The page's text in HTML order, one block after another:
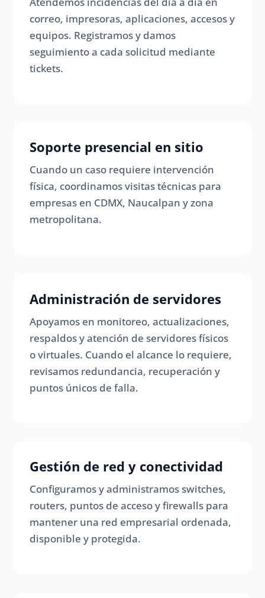
correo, impresoras, aplicaciones, accesos y
equipos. Registramos y damos
seguimiento a cada solicitud mediante
tickets.
Soporte presencial en sitio
Cuando un caso requiere intervención
física, coordinamos visitas técnicas para
empresas en CDMX, Naucalpan y zona
metropolitana.
Administración de servidores
Apoyamos en monitoreo, actualizaciones,
respaldos y atención de servidores físicos
o virtuales. Cuando el alcance lo requiere,
revisamos redundancia, recuperación y
puntos únicos de falla.
Gestión de red y conectividad
Configuramos y administramos switches,
routers, puntos de acceso y firewalls para
mantener una red empresarial ordenada,
disponible y protegida.